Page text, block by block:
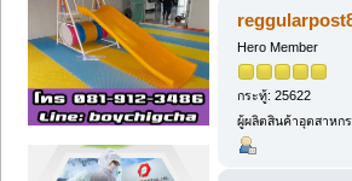
Hero Member
กระทู้: 25622
ผู้ผลิตสินค้าอุตสาหก